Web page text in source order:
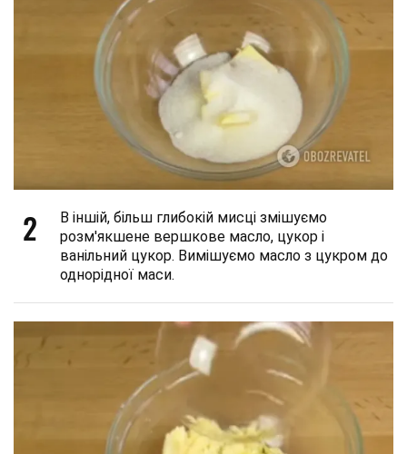
2
В іншій, більш глибокій мисці змішуємо
розм'якшене вершкове масло, цукор і
ванільний цукор. Вимішуємо масло з цукром до
однорідної маси.